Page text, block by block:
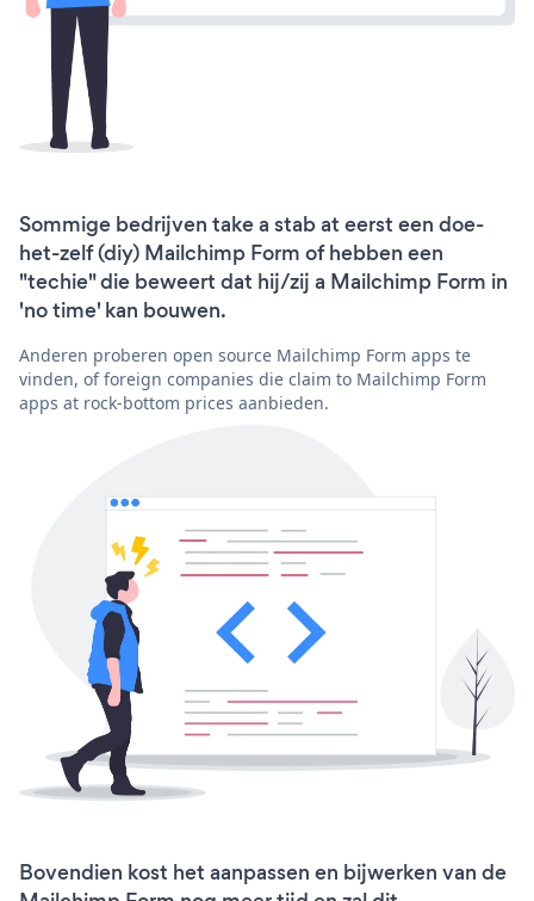
Sommige bedrijven take a stab at eerst een doe-
het-zelf (diy) Mailchimp Form of hebben een
"techie" die beweert dat hij/zij a Mailchimp Form in
'no time' kan bouwen.
Anderen proberen open source Mailchimp Form apps te
vinden, of foreign companies die claim to Mailchimp Form
apps at rock-bottom prices aanbieden.
Bovendien kost het aanpassen en bijwerken van de